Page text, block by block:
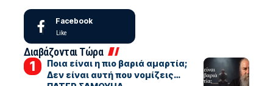
Facebook
Like
Διαβάζονται Τώρα
Ποια είναι η πιο βαριά αμαρτία;
Δεν είναι αυτή που νομίζεις…